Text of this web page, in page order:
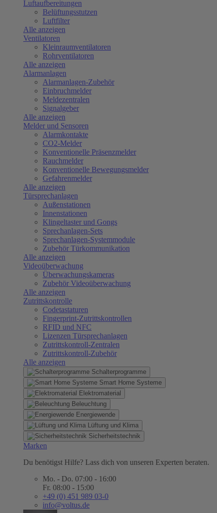
Luftaufbereitungen
Belüftungsstutzen
Luftfilter
Alle anzeigen
Ventilatoren
Kleinraumventilatoren
Rohrventilatoren
Alle anzeigen
Alarmanlagen
Alarmanlagen-Zubehör
Einbruchmelder
Meldezentralen
Signalgeber
Alle anzeigen
Melder und Sensoren
Alarmkontakte
CO2-Melder
Konventionelle Präsenzmelder
Rauchmelder
Konventionelle Bewegungsmelder
Gefahrenmelder
Alle anzeigen
Türsprechanlagen
Außenstationen
Innenstationen
Klingeltaster und Gongs
Sprechanlagen-Sets
Sprechanlagen-Systemmodule
Zubehör Türkommunikation
Alle anzeigen
Videoüberwachung
Überwachungskameras
Zubehör Videoüberwachung
Alle anzeigen
Zutrittskontrolle
Codetastaturen
Fingerprint-Zutrittskontrollen
RFID und NFC
Lizenzen Türsprechanlagen
Zutrittskontroll-Zentralen
Zutrittskontroll-Zubehör
Alle anzeigen
Schalterprogramme
Smart Home Systeme
Elektromaterial
Beleuchtung
Energiewende
Lüftung und Klima
Sicherheitstechnik
Marken
Du benötigst Hilfe? Lass dich von unseren Experten beraten.
Mo. - Do. 07:00 - 16:00
Fr. 08:00 - 15:00
+49 (0) 451 989 03-0
info@voltus.de